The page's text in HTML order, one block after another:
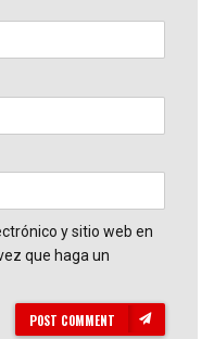
y sitio web en
que haga un
POST COMMENT